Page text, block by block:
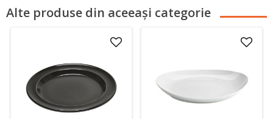
Alte produse din aceeași categorie